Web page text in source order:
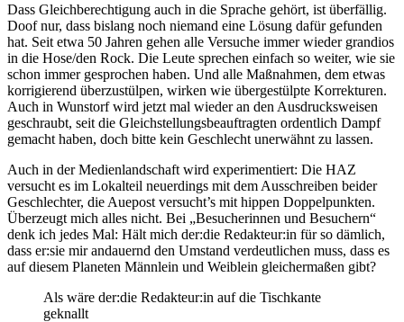
Dass Gleichberechtigung auch in die Sprache gehört, ist überfällig.
Doof nur, dass bislang noch niemand eine Lösung dafür gefunden
hat. Seit etwa 50 Jahren gehen alle Versuche immer wieder grandios
in die Hose/den Rock. Die Leute sprechen einfach so weiter, wie sie
schon immer gesprochen haben. Und alle Maßnahmen, dem etwas
korrigierend überzustülpen, wirken wie übergestülpte Korrekturen.
Auch in Wunstorf wird jetzt mal wieder an den Ausdrucksweisen
geschraubt, seit die Gleichstellungsbeauftragten ordentlich Dampf
gemacht haben, doch bitte kein Geschlecht unerwähnt zu lassen.
Auch in der Medienlandschaft wird experimentiert: Die HAZ
versucht es im Lokalteil neuerdings mit dem Ausschreiben beider
Geschlechter, die Auepost versucht’s mit hippen Doppelpunkten.
Überzeugt mich alles nicht. Bei „Besucherinnen und Besuchern“
denk ich jedes Mal: Hält mich der:die Redakteur:in für so dämlich,
dass er:sie mir andauernd den Umstand verdeutlichen muss, dass es
auf diesem Planeten Männlein und Weiblein gleichermaßen gibt?
Als wäre der:die Redakteur:in auf die Tischkante
geknallt